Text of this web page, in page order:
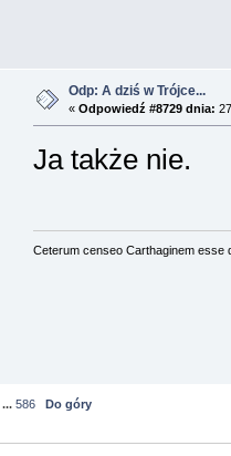
Odp: A dziś w Trójce...
« Odpowiedź #8729 dnia:
Ja także nie.
Ceterum censeo Carthaginem esse
...586 Do góry